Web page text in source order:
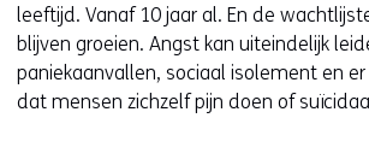
e
e
n
a
leeftijd. Vanaf 10 jaar al. En de
blijven groeien. Angst kan uiteindelijk
paniekaanvallen, sociaal isolement en
dat mensen zichzelf pijn doen of